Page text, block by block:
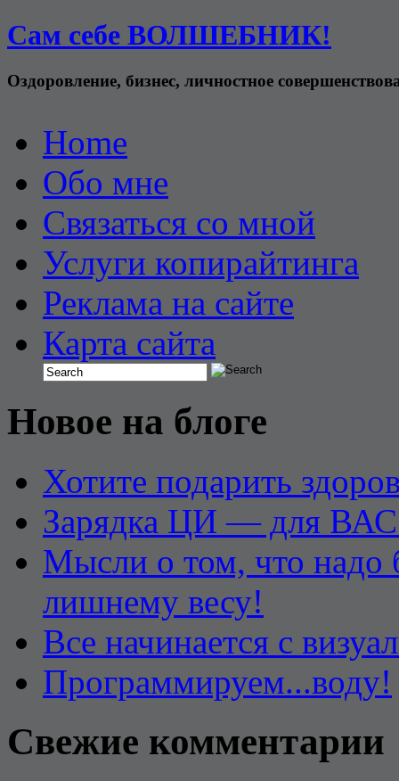
Сам себе ВОЛШЕБНИК!
Оздоровление, бизнес, личностное
Home
Обо мне
Связаться со мной
Услуги копирайтинга
Реклама на сайте
Карта сайта
Новое на блоге
Хотите подарить
Зарядка ЦИ — для
Мысли о том, что надо
лишнему весу!
Все начинается с
Программируем...воду!
Свежие комментарии